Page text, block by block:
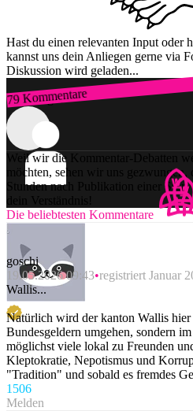
Hast du einen relevanten Input oder
kannst uns dein Anliegen gerne via
Diskussion wird geladen...
79 Kommentare
Zum Login
Weil wir die Kommentar-Debatten
möchten, sehen wir uns
Stunden nach Publikation einer
dein Verständnis!
Die beliebtesten Kommentare
goschi
19.05.2026 09:43 registriert Januar
Wallis...
Natürlich wird der kanton Wallis
Bundesgeldern umgehen, sondern
möglichst viele lokal zu Freunden
Kleptokratie, Nepotismus und
"Tradition" und sobald es fremdes
1506
Melden